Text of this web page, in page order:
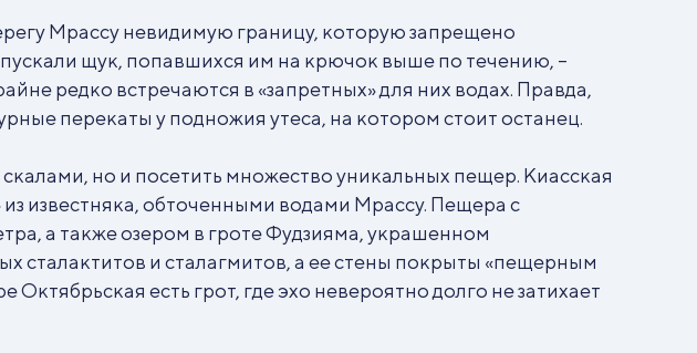
Мрассу невидимую границу, которую запрещено
щук, попавшихся им на крючок выше по течению, –
редко встречаются в «запретных» для них водах. Правда,
перекаты у подножия утеса, на котором стоит останец.
но и посетить множество уникальных пещер. Киасская
известняка, обточенными водами Мрассу. Пещера с
а также озером в гроте Фудзияма, украшенном
и сталагмитов, а ее стены покрыты «пещерным
есть грот, где эхо невероятно долго не затихает